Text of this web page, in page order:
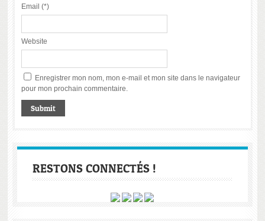
Email (*)
Website
Enregistrer mon nom, mon e-mail et mon site dans le navigateur
pour mon prochain commentaire.
RESTONS CONNECTÉS !